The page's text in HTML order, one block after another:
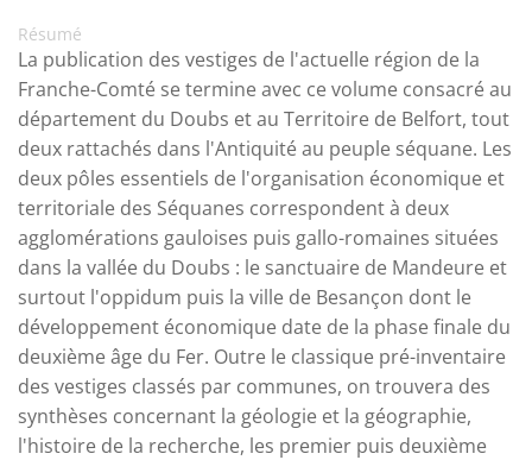
Résumé
La publication des vestiges de l'actuelle région de la
Franche-Comté se termine avec ce volume consacré au
département du Doubs et au Territoire de Belfort, tout
deux rattachés dans l'Antiquité au peuple séquane. Les
deux pôles essentiels de l'organisation économique et
territoriale des Séquanes correspondent à deux
agglomérations gauloises puis gallo-romaines situées
dans la vallée du Doubs : le sanctuaire de Mandeure et
surtout l'oppidum puis la ville de Besançon dont le
développement économique date de la phase finale du
deuxième âge du Fer. Outre le classique pré-inventaire
des vestiges classés par communes, on trouvera des
synthèses concernant la géologie et la géographie,
l'histoire de la recherche, les premier puis deuxième